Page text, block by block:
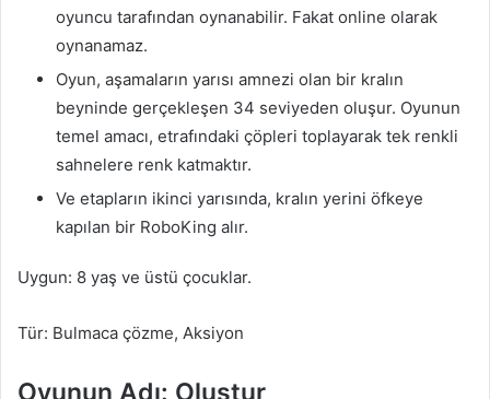
oyuncu tarafından oynanabilir. Fakat online olarak
oynanamaz.
Oyun, aşamaların yarısı amnezi olan bir kralın
beyninde gerçekleşen 34 seviyeden oluşur. Oyunun
temel amacı, etrafındaki çöpleri toplayarak tek renkli
sahnelere renk katmaktır.
Ve etapların ikinci yarısında, kralın yerini öfkeye
kapılan bir RoboKing alır.
Uygun: 8 yaş ve üstü çocuklar.
Tür: Bulmaca çözme, Aksiyon
Oyunun Adı: Oluştur